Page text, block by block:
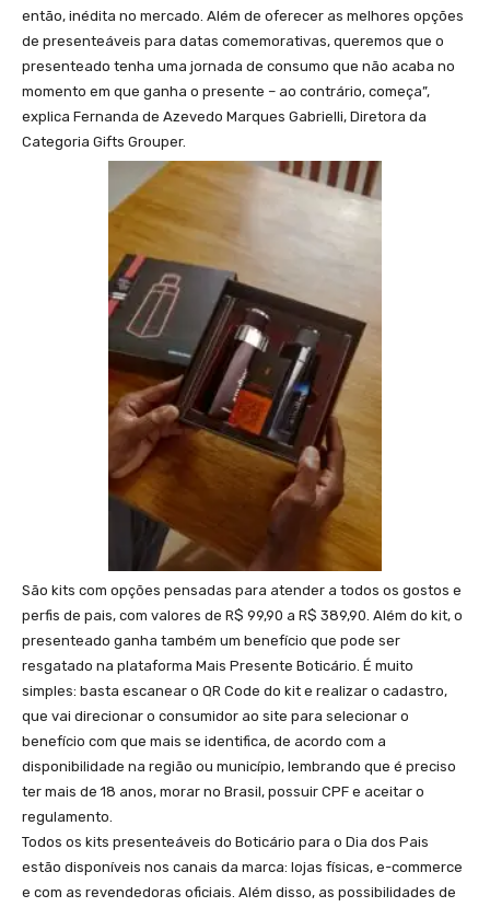
então, inédita no mercado. Além de oferecer as melhores opções
de presenteáveis para datas comemorativas, queremos que o
presenteado tenha uma jornada de consumo que não acaba no
momento em que ganha o presente – ao contrário, começa”,
explica Fernanda de Azevedo Marques Gabrielli, Diretora da
Categoria Gifts Grouper.
São kits com opções pensadas para atender a todos os gostos e
perfis de pais, com valores de R$ 99,90 a R$ 389,90. Além do kit, o
presenteado ganha também um benefício que pode ser
resgatado na plataforma Mais Presente Boticário. É muito
simples: basta escanear o QR Code do kit e realizar o cadastro,
que vai direcionar o consumidor ao site para selecionar o
benefício com que mais se identifica, de acordo com a
disponibilidade na região ou município, lembrando que é preciso
ter mais de 18 anos, morar no Brasil, possuir CPF e aceitar o
regulamento.
Todos os kits presenteáveis do Boticário para o Dia dos Pais
estão disponíveis nos canais da marca: lojas físicas, e-commerce
e com as revendedoras oficiais. Além disso, as possibilidades de